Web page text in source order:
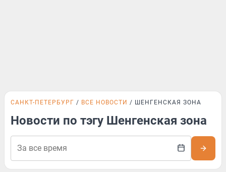
САНКТ-ПЕТЕРБУРГ ВСЕ НОВОСТИ ШЕНГЕНСКАЯ ЗОНА
Новости по тэгу Шенгенская зона